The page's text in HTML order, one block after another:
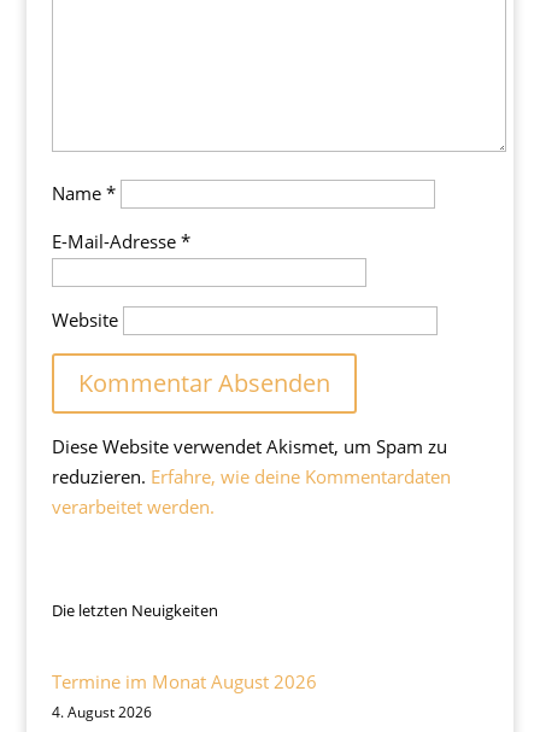
Name *
E-Mail-Adresse *
Website
Diese Website verwendet Akismet, um Spam zu
reduzieren. Erfahre, wie deine Kommentardaten
verarbeitet werden.
Die letzten Neuigkeiten
Termine im Monat August 2026
4. August 2026